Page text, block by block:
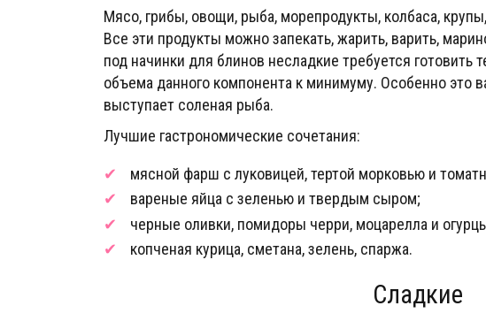
Мясо, грибы, овощи, рыба, морепродукты, колбаса,
Все эти продукты можно запекать, жарить, варить,
под начинки для блинов несладкие требуется готовить
объема данного компонента к минимуму. Особенно это
выступает соленая рыба.
Лучшие гастрономические сочетания:
мясной фарш с луковицей, тертой морковью и
вареные яйца с зеленью и твердым сыром;
черные оливки, помидоры черри, моцарелла и
копченая курица, сметана, зелень, спаржа.
Сладкие­